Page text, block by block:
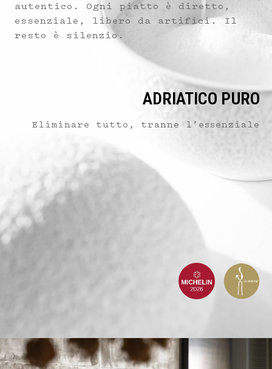
autentico. Ogni piatto è diretto,
essenziale, libero da artifici. Il
resto è silenzio.
ADRIATICO PURO
Eliminare tutto, tranne l’essenziale